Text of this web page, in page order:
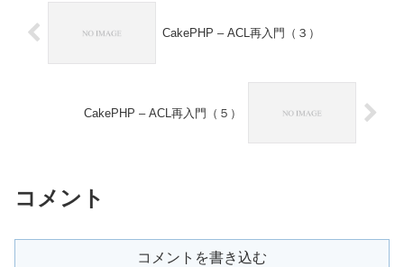
CakePHP – ACL再入門（３）
CakePHP – ACL再入門（５）
コメント
コメントを書き込む